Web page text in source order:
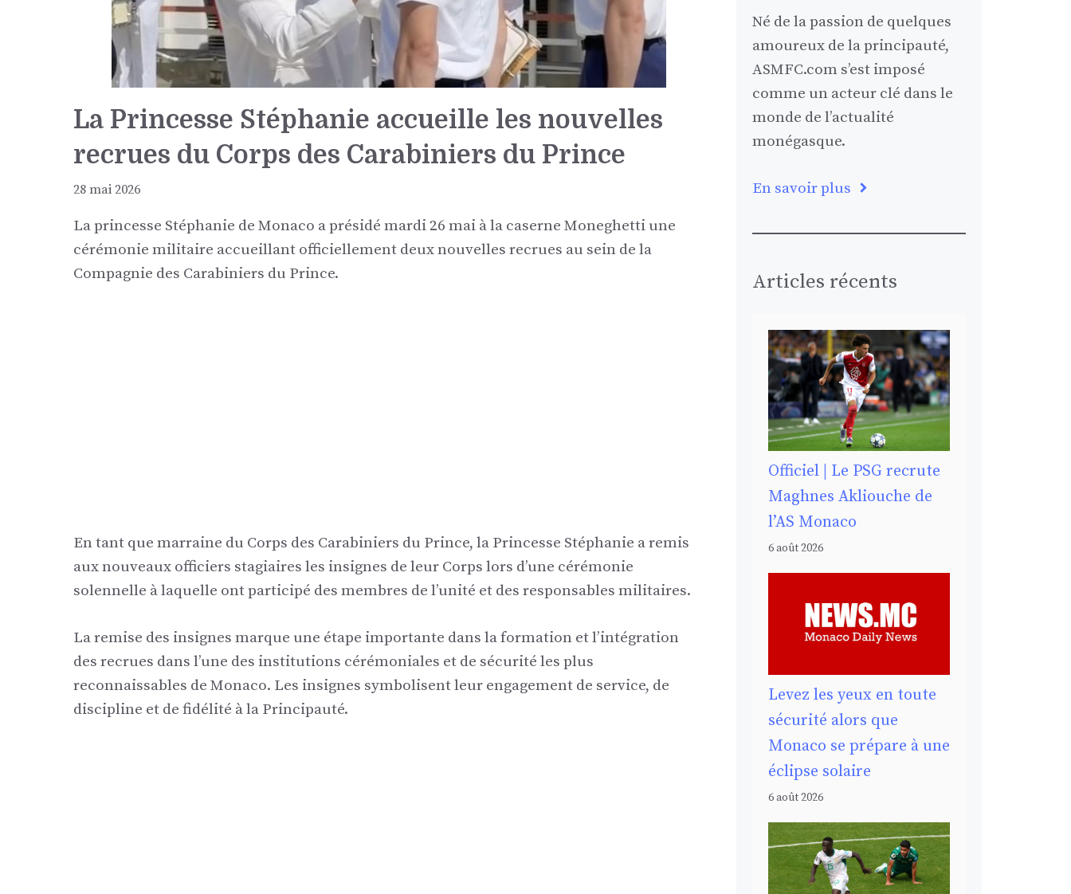
La Princesse Stéphanie accueille les nouvelles
recrues du Corps des Carabiniers du Prince
28 mai 2026
La princesse Stéphanie de Monaco a présidé mardi 26 mai à la caserne Moneghetti une
cérémonie militaire accueillant officiellement deux nouvelles recrues au sein de la
Compagnie des Carabiniers du Prince.
En tant que marraine du Corps des Carabiniers du Prince, la Princesse Stéphanie a remis
aux nouveaux officiers stagiaires les insignes de leur Corps lors d’une cérémonie
solennelle à laquelle ont participé des membres de l’unité et des responsables militaires.
La remise des insignes marque une étape importante dans la formation et l’intégration
des recrues dans l’une des institutions cérémoniales et de sécurité les plus
reconnaissables de Monaco. Les insignes symbolisent leur engagement de service, de
discipline et de fidélité à la Principauté.
Né de la passion de quelques
amoureux de la principauté,
ASMFC.com s’est imposé
comme un acteur clé dans le
monde de l’actualité
monégasque.
En savoir plus
Articles récents
Officiel | Le PSG recrute
Maghnes Akliouche de
l’AS Monaco
6 août 2026
Levez les yeux en toute
sécurité alors que
Monaco se prépare à une
éclipse solaire
6 août 2026